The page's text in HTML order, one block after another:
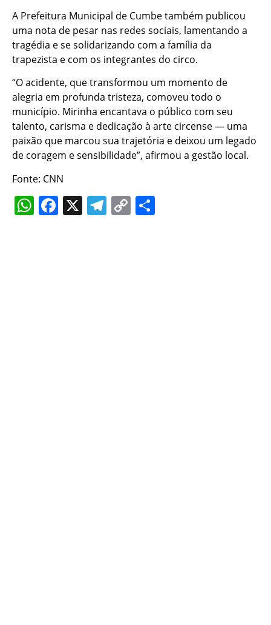
A Prefeitura Municipal de Cumbe também publicou
uma nota de pesar nas redes sociais, lamentando a
tragédia e se solidarizando com a família da
trapezista e com os integrantes do circo.
“O acidente, que transformou um momento de
alegria em profunda tristeza, comoveu todo o
município. Mirinha encantava o público com seu
talento, carisma e dedicação à arte circense — uma
paixão que marcou sua trajetória e deixou um legado
de coragem e sensibilidade”, afirmou a gestão local.
Fonte: CNN
WhatsApp
Facebook
X Telegram
Copy